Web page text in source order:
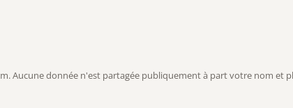
Aucune donnée n'est partagée publiquement à part votre nom et